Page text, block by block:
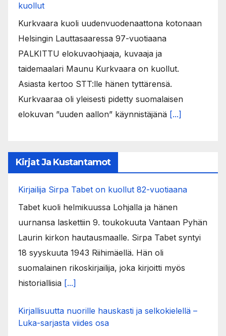
kuollut
Kurkvaara kuoli uudenvuodenaattona kotonaan
Helsingin Lauttasaaressa 97-vuotiaana
PALKITTU elokuvaohjaaja, kuvaaja ja
taidemaalari Maunu Kurkvaara on kuollut.
Asiasta kertoo STT:lle hänen tyttärensä.
Kurkvaaraa oli yleisesti pidetty suomalaisen
elokuvan ”uuden aallon” käynnistäjänä [...]
Kirjat Ja Kustantamot
Kirjailija Sirpa Tabet on kuollut 82-vuotiaana
Tabet kuoli helmikuussa Lohjalla ja hänen
uurnansa laskettiin 9. toukokuuta Vantaan Pyhän
Laurin kirkon hautausmaalle. Sirpa Tabet syntyi
18 syyskuuta 1943 Riihimäellä. Hän oli
suomalainen rikoskirjailija, joka kirjoitti myös
historiallisia [...]
Kirjallisuutta nuorille hauskasti ja selkokielellä –
Luka-sarjasta viides osa